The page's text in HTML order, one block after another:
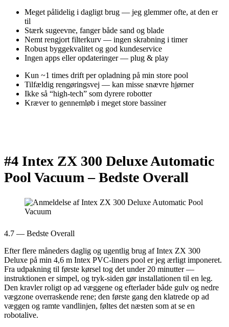
Meget pålidelig i dagligt brug — jeg glemmer ofte, at den er
til
Stærk sugeevne, fanger både sand og blade
Nemt rengjort filterkurv — ingen skrabning i timer
Robust byggekvalitet og god kundeservice
Ingen apps eller opdateringer — plug & play
Kun ~1 times drift per opladning på min store pool
Tilfældig rengøringsvej — kan misse snævre hjørner
Ikke så “high-tech” som dyrere robotter
Kræver to gennemløb i meget store bassiner
#4 Intex ZX 300 Deluxe Automatic
Pool Vacuum –Bedste Overall
4.7 — Bedste Overall
Efter flere måneders daglig og ugentlig brug af Intex ZX 300
Deluxe på min 4,6 m Intex PVC-liners pool er jeg ærligt imponeret.
Fra udpakning til første kørsel tog det under 20 minutter —
instruktionen er simpel, og tryk-siden gør installationen til en leg.
Den kravler roligt op ad væggene og efterlader både gulv og nedre
vægzone overraskende rene; den første gang den klatrede op ad
væggen og ramte vandlinjen, føltes det næsten som at se en
robotalive.